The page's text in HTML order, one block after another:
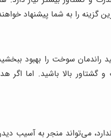
را به شما پیشنهاد
سوخت را بهبود
بالا باشید. اما اگر
می‌تواند منجر به